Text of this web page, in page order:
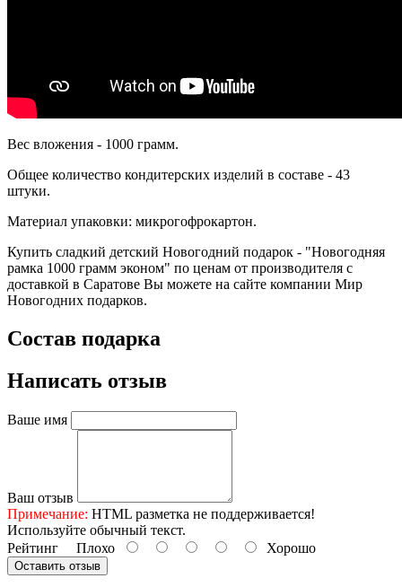
Вес вложения - 1000 грамм.
Общее количество кондитерских изделий в составе - 43
штуки.
Материал упаковки: микрогофрокартон.
Купить сладкий детский Новогодний подарок - "Новогодняя
рамка 1000 грамм эконом" по ценам от производителя с
доставкой в Саратове Вы можете на сайте компании Мир
Новогодних подарков.
Состав подарка
Написать отзыв
Ваше имя
Ваш отзыв
Примечание: HTML разметка не поддерживается!
Используйте обычный текст.
Рейтинг Плохо Хорошо
Оставить отзыв